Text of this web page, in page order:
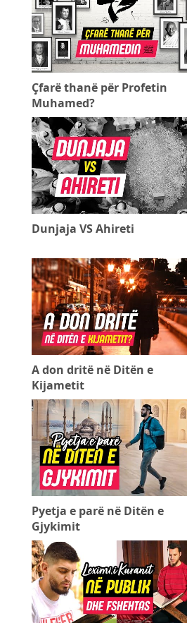
Çfarë thanë për Profetin
Muhamed?
Dunjaja VS Ahireti
A don dritë në Ditën e
Kijametit
Pyetja e parë në Ditën e
Gjykimit